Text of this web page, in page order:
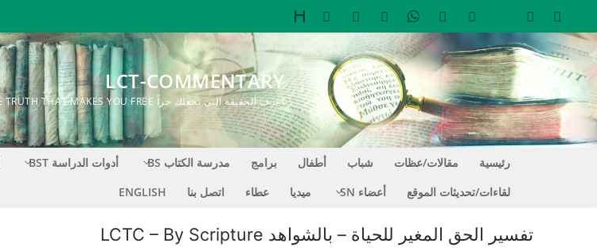
إلى
المحتوى
LCT-COMMENTARY
اعرف الحقيقة التي تجعلك حراً KNOW THE TRUTH THAT MAKES YOU FREE
رئيسية مقالات/عظات شباب أطفال برامج مدرسة الكتاب BS أدوات الدراسة BST
لقاءات/تحديثات الموقع
أعضاء SN ميديا عطاء اتصل بنا ENGLISH
تفسير الحق المغير للحياة – بالشواهد LCTC – By Scripture